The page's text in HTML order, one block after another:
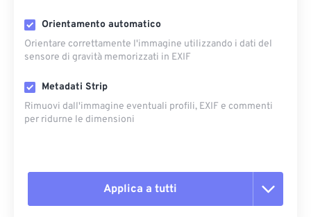
Orientamento automatico
Orientare correttamente l'immagine utilizzando i dati del
sensore di gravità memorizzati in EXIF
Metadati Strip
Rimuovi dall'immagine eventuali profili, EXIF ​​e commenti
per ridurne le dimensioni
Applica a tutti